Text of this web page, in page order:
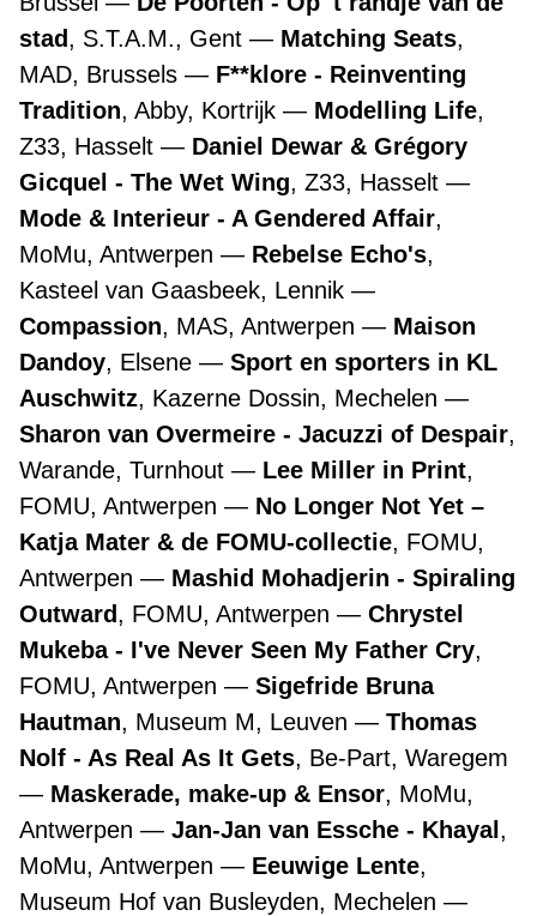
stad, S.T.A.M., Gent Matching Seats,
MAD, Brussels
F**klore - Reinventing
Tradition, Abby, Kortrijk Modelling Life,
Z33, Hasselt
Daniel Dewar & Grégory
Gicquel - The Wet Wing, Z33, Hasselt
Mode & Interieur - A Gendered Affair,
MoMu, Antwerpen
Rebelse Echo's,
Kasteel van Gaasbeek, Lennik
Compassion, MAS, Antwerpen
Maison
Dandoy, Elsene
Sport en sporters in KL
Auschwitz, Kazerne Dossin, Mechelen
Sharon van Overmeire - Jacuzzi of Despair,
Warande, Turnhout
Lee Miller in Print,
FOMU, Antwerpen
No Longer Not Yet –
Katja Mater & de FOMU-collectie, FOMU,
Antwerpen
Mashid Mohadjerin - Spiraling
Outward, FOMU, Antwerpen
Chrystel
Mukeba - I've Never Seen My Father Cry,
FOMU, Antwerpen
Sigefride Bruna
Hautman, Museum M, Leuven
Thomas
Nolf - As Real As It Gets, Be-Part, Waregem
Maskerade, make-up & Ensor, MoMu,
Antwerpen
Jan-Jan van Essche - Khayal ,
MoMu, Antwerpen
Eeuwige Lente,
Museum Hof van Busleyden, Mechelen